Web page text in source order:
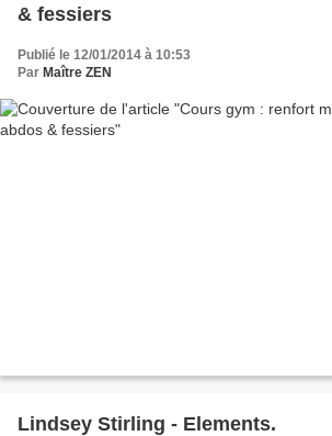
& fessiers
Publié le 12/01/2014 à 10:53
Par Maître ZEN
Lindsey Stirling - Elements.